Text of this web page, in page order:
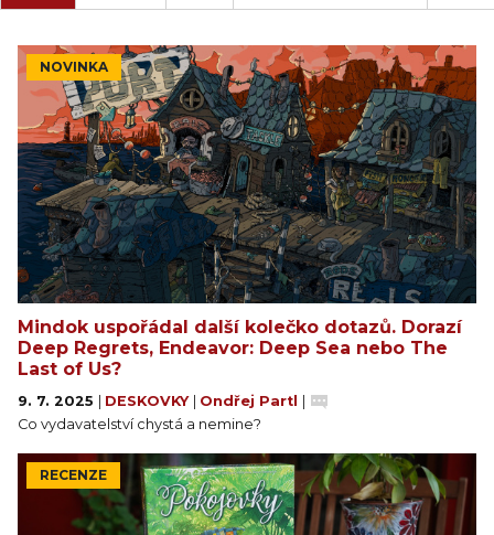
úkolům bude každá partie jiná!
NOVINKA
Mindok uspořádal další kolečko dotazů. Dorazí
Deep Regrets, Endeavor: Deep Sea nebo The
Last of Us?
9. 7. 2025 DESKOVKY Ondřej Partl
Co vydavatelství chystá a nemine?
RECENZE